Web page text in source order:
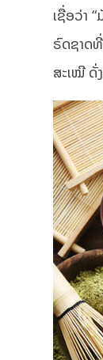
ເຊື່ອວ່າ
ຣົດຊາດ
ສະເໝີ ດັ່